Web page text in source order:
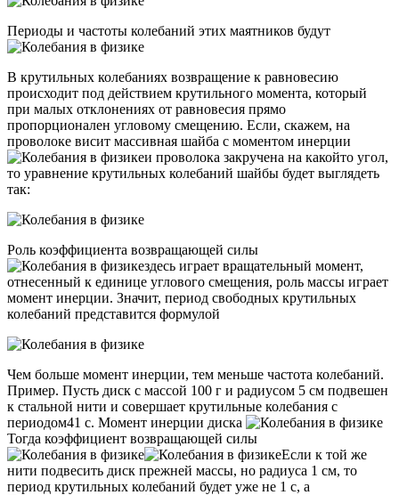
Периоды и частоты колебаний этих маятников будут
В крутильных колебаниях возвращение к равновесию
происходит под действием крутильного момента, который
при малых отклонениях от равновесия прямо
пропорционален угловому смещению. Если, скажем, на
проволоке висит массивная шайба с моментом инерции
и проволока закручена на какойто угол,
то уравнение крутильных колебаний шайбы будет выглядеть
так:
Роль коэффициента возвращающей силы
здесь играет вращательный момент,
отнесенный к единице углового смещения, роль массы играет
момент инерции. Значит, период свободных крутильных
колебаний представится формулой
Чем больше момент инерции, тем меньше частота колебаний.
Пример. Пусть диск с массой 100 г и радиусом 5 см подвешен
к стальной нити и совершает крутильные колебания с
периодом41 с. Момент инерции диска
Тогда коэффициент возвращающей силы
Если к той же
нити подвесить диск прежней массы, но радиуса 1 см, то
период крутильных колебаний будет уже не 1 с, а